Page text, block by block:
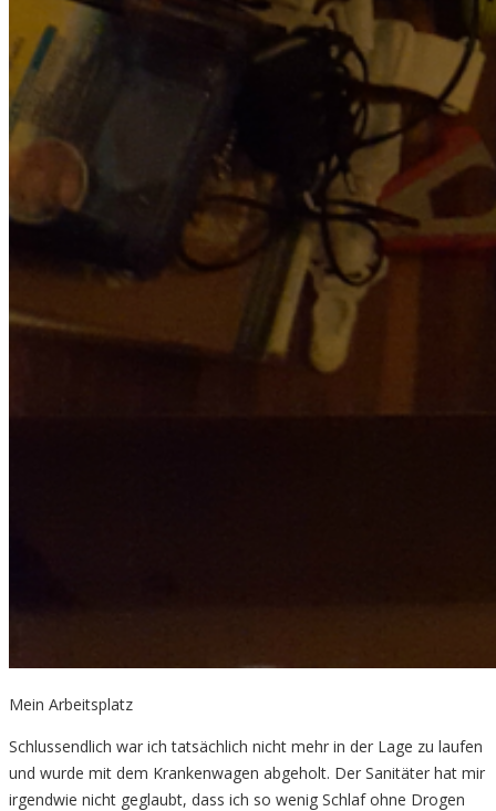
Mein Arbeitsplatz
Schlussendlich war ich tatsächlich nicht mehr in der Lage zu laufen
und wurde mit dem Krankenwagen abgeholt. Der Sanitäter hat mir
irgendwie nicht geglaubt, dass ich so wenig Schlaf ohne Drogen